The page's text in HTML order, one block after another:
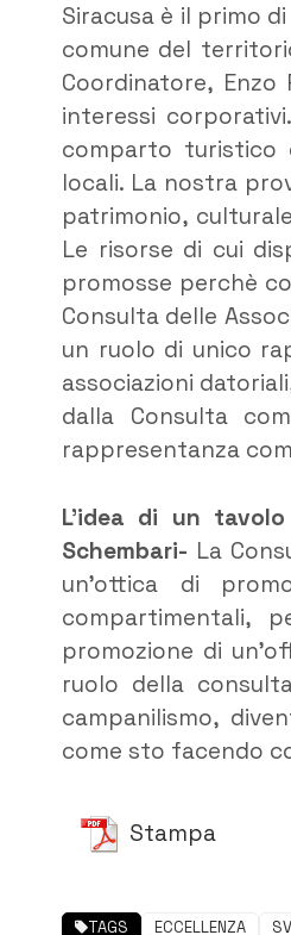
Siracusa è il primo
comune del
Coordinatore,
interessi
comparto turistico
locali. La nostra
patrimonio,
Le risorse di cui
promosse perchè
Consulta delle
un ruolo di unico
associazioni
dalla Consulta
rappresentanza
L’idea di un
Schembari- La
un’ottica di
compartimentali,
promozione di
ruolo della
campanilismo,
come sto facendo
Stampa
TAGS ECCELLENZA